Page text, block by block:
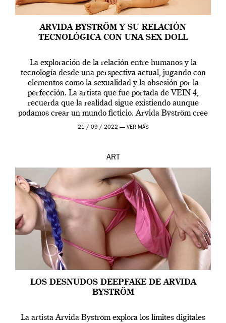
ARVIDA BYSTRÖM Y SU RELACIÓN
TECNOLÓGICA CON UNA SEX DOLL
La exploración de la relación entre humanos y la
tecnología desde una perspectiva actual, jugando con
elementos como la sexualidad y la obsesión por la
perfección. La artista que fue portada de VEIN 4,
recuerda que la realidad sigue existiendo aunque
podamos crear un mundo ficticio. Arvida Byström cree
que los humanos tienen un complejo […]
21 / 09 / 2022 — VER MÁS
ART
LOS DESNUDOS DEEPFAKE DE ARVIDA
BYSTRÖM
La artista Arvida Byström explora los límites digitales